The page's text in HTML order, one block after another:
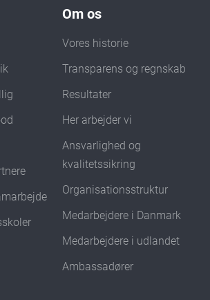
Om os
Vores historie
Transparens og regnskab
Resultater
Her arbejder vi
Ansvarlighed og
kvalitetssikring
Organisationsstruktur
Medarbejdere i Danmark
Medarbejdere i udlandet
Ambassadører